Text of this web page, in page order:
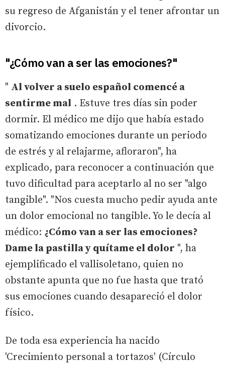
su regreso de Afganistán y el tener afrontar un
divorcio.
"¿Cómo van a ser las emociones?"
" Al volver a suelo español comencé a
sentirme mal . Estuve tres días sin poder
dormir. El médico me dijo que había estado
somatizando emociones durante un periodo
de estrés y al relajarme, afloraron", ha
explicado, para reconocer a continuación que
tuvo dificultad para aceptarlo al no ser "algo
tangible". "Nos cuesta mucho pedir ayuda ante
un dolor emocional no tangible. Yo le decía al
médico: ¿Cómo van a ser las emociones?
Dame la pastilla y quítame el dolor ", ha
ejemplificado el vallisoletano, quien no
obstante apunta que no fue hasta que trató
sus emociones cuando desapareció el dolor
físico.
De toda esa experiencia ha nacido
'Crecimiento personal a tortazos' (Círculo